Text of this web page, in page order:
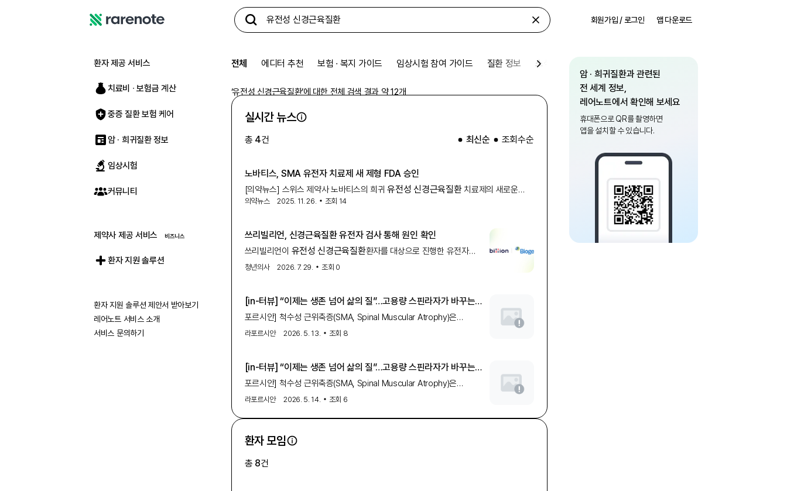
트
회원가입 / 로그인 앱 다운로드
환자 제공 서비스
치료비 ∙ 보험금 계산
중증 질환 보험 케어
암 · 희귀질환 정보
임상시험
커뮤니티
제약사 제공 서비스
환자 지원 솔루션
환자 지원 솔루션 제안서 받아보기
레어노트 서비스 소개
서비스 문의하기
전체 에디터 추천 보험 ∙ 복지 가이드 임상시험 참여 가이드 질환 정보 소식
‘유전성 신경근육질환’에 대한 전체 검색 결과 약12개
실시간 뉴스
총 4건 최신순 조회수순
노바티스, SMA 유전자 치료제 새 제형 FDA 승인
[의약뉴스] 스위스 제약사 노바티스의 희귀유전성 신경근육질환치료제의 새로운
제형이 미국 식품의약국(FDA)으로부터 승인을 획득했다.노바티스는 FDA가 생존 운동
아동, 청소년, 성인 환자를 위한 치료제 이트비스마(Itvisma, 성분명
오나셈노진아베파르보벡)를 승인했다고 24일(미국시간) 발표했다.노바티스에 따르면
이트비스마는 광범위한 척수성 근위축증 환자 집단을 대상으로 사용 가능한 최초이자
유일한 유전자 대체치료제다.연령이나 체중에 따
의약뉴스 2025. 11. 26. 조회 14
쓰리빌리언, 신경근육질환 유전자 검사 통해 원인 확인
쓰리빌리언이 유전성 신경근육질환환자를 대상으로 진행한 유전자
스크리닝에서 검사 대상 약 4명 중 1명의 원인 질환을 확인했다.AI 기반
중 47건에서 원인 질환을 확인했다고 28일 밝혔다.EASY NMD(EArly
Screening to IdentifY potential NeuroMuscular Disorders)는
유전성 신경근육질환 이 의심되지만 원인을 찾지 못했거나 오진 가능성이
청년의사 2026. 7. 29. 조회 0
[in-터뷰] “이제는 생존 넘어 삶의 질”…고용량 스핀라자가 바꾸는
SMA 치료 전략
포르시안] 척수성 근위축증(SMA, Spinal Muscular Atrophy)은
영유아에서 발병하며 사망 위험이 높은 희귀
라포르시안 2026. 5. 13. 조회 8
[in-터뷰] “이제는 생존 넘어 삶의 질”…고용량 스핀라자가 바꾸는
SMA 치료 전략
포르시안] 척수성 근위축증(SMA, Spinal Muscular Atrophy)은
영유아에서 발병하며 사망 위험이 높은 희귀
라포르시안 2026. 5. 14. 조회 6
환자 모임
총 8건
암 · 희귀질환과 관련된
전 세계 정보,
레어노트에서 확인해 보세요
휴대폰으로 QR를 촬영하면
앱을 설치할 수 있습니다.